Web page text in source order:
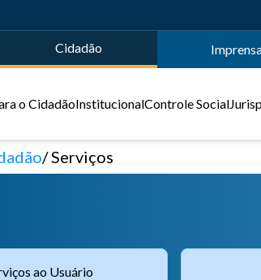
Cidadão
o CidadãoInstitucionalControle Social
Serviços
ao Usuário